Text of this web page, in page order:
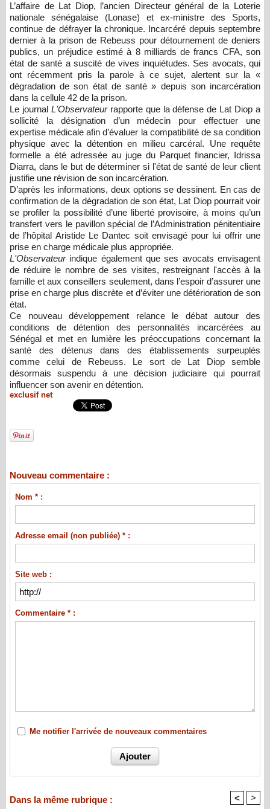
L’affaire de Lat Diop, l’ancien Directeur général de la Loterie
nationale sénégalaise (Lonase) et ex-ministre des Sports,
continue de défrayer la chronique. Incarcéré depuis septembre
dernier à la prison de Rebeuss pour détournement de deniers
publics, un préjudice estimé à 8 milliards de francs CFA, son
état de santé a suscité de vives inquiétudes. Ses avocats, qui
ont récemment pris la parole à ce sujet, alertent sur la «
dégradation de son état de santé » depuis son incarcération
dans la cellule 42 de la prison.
Le journal L'Observateurrapporte que la défense de Lat Diop a
sollicité la désignation d’un médecin pour effectuer une
expertise médicale afin d’évaluer la compatibilité de sa condition
physique avec la détention en milieu carcéral. Une requête
formelle a été adressée au juge du Parquet financier, Idrissa
Diarra, dans le but de déterminer si l'état de santé de leur client
justifie une révision de son incarcération.
D’après les informations, deux options se dessinent. En cas de
confirmation de la dégradation de son état, Lat Diop pourrait voir
se profiler la possibilité d’une liberté provisoire, à moins qu’un
transfert vers le pavillon spécial de l’Administration pénitentiaire
de l’hôpital Aristide Le Dantec soit envisagé pour lui offrir une
prise en charge médicale plus appropriée.
L'Observateurindique également que ses avocats envisagent
de réduire le nombre de ses visites, restreignant l'accès à la
famille et aux conseillers seulement, dans l’espoir d’assurer une
prise en charge plus discrète et d’éviter une détérioration de son
état.
Ce nouveau développement relance le débat autour des
conditions de détention des personnalités incarcérées au
Sénégal et met en lumière les préoccupations concernant la
santé des détenus dans des établissements surpeuplés
comme celui de Rebeuss. Le sort de Lat Diop semble
désormais suspendu à une décision judiciaire qui pourrait
influencer son avenir en détention.
exclusif net
Nouveau commentaire :
Nom * :
Adresse email (non publiée) * :
Site web :
Commentaire * :
Me notifier l'arrivée de nouveaux commentaires
Dans la même rubrique : < >